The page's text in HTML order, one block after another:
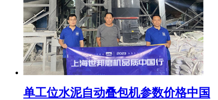
单工位水泥自动叠包机参数价格中国